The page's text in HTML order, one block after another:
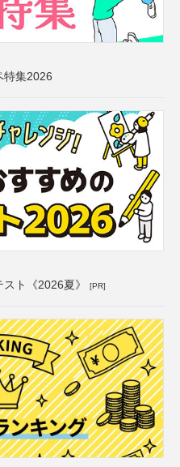
特集2026
ト《2026夏》 [PR]